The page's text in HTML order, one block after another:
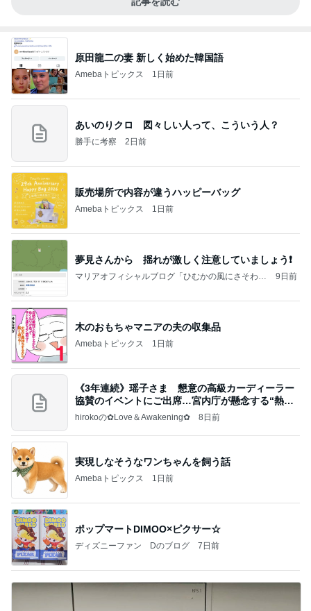
原田龍二の妻 新しく始めた韓国語
Amebaトピックス 1日前
あいのりクロ 図々しい人って、こういう人？
勝手に考察 2日前
販売場所で内容が違うハッピーバッグ
Amebaトピックス 1日前
夢見さんから 揺れが激しく注意していましょう❗️
マリアオフィシャルブログ「ひむかの風にさそわれ
9日前
木のおもちゃマニアの夫の収集品
Amebaトピックス 1日前
《3年連続》瑶子さま 懇意の高級カーディーラー
協賛のイベントにご出席…宮内庁が懸念する“熱心
すぎ
hirokoの✿Love＆Awakening✿ 8日前
実現しなそうなワンちゃんを飼う話
Amebaトピックス 1日前
ポップマートDIMOO×ピクサー☆
ディズニーファン Dのブログ 7日前